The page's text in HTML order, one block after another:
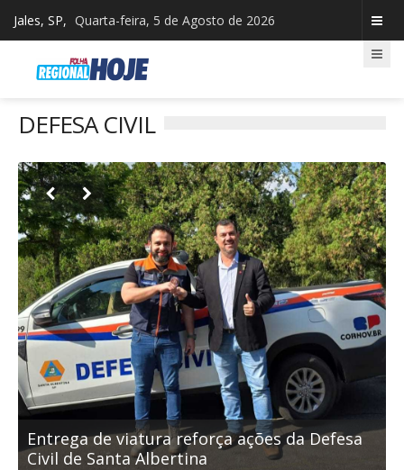
Jales, SP, Quarta-feira, 5 de Agosto de 2026
DEFESA CIVIL
Entrega de viatura reforça ações da Defesa
Civil de Santa Albertina
 